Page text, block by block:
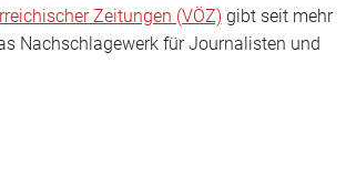
Zeitungen (VÖZ) gibt seit mehr
Nachschlagewerk für Journalisten und